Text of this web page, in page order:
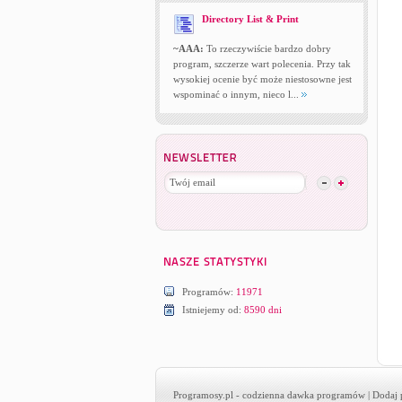
Directory List & Print
~AAA: To rzeczywiście bardzo dobry
program, szczerze wart polecenia. Przy tak
wysokiej ocenie być może niestosowne jest
wspominać o innym, nieco l...
Programów: 11971
Istniejemy od: 8590 dni
Programosy.pl - codzienna dawka programów | Dodaj